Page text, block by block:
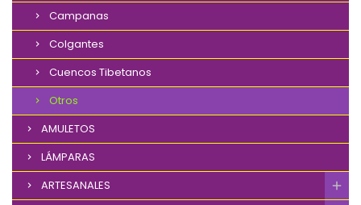
Campanas
Colgantes
Cuencos Tibetanos
Otros
AMULETOS
LÁMPARAS
ARTESANALES